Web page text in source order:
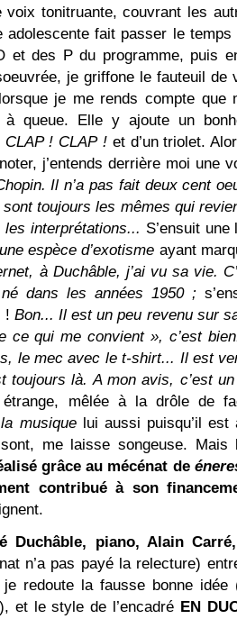
voix tonitruante, couvrant les
adolescente fait passer le temps
et des P du programme, puis
je griffone le fauteuil de
je me rends compte que
queue. Elle y ajoute un
CLAP ! CLAP ! et d’un triolet.
j’entends derrière moi une
Il n’a pas fait deux cent
toujours les mêmes qui
interprétations... S’ensuit
une espèce d’exotisme ayant
à Duchâble, j’ai vu sa vie.
dans les années 1950 ;
! Bon... Il est un peu revenu sur
ce qui me convient », c’est
le mec avec le t-shirt... Il est
toujours là. A mon avis, c’est
étrange, mêlée à la drôle de
musique lui aussi puisqu’il
me laisse songeuse.
grâce au mécénat de
contribué à son
Duchâble, piano, Alain
n’a pas payé la relecture)
redoute la fausse bonne idée
et le style de l’encadré EN